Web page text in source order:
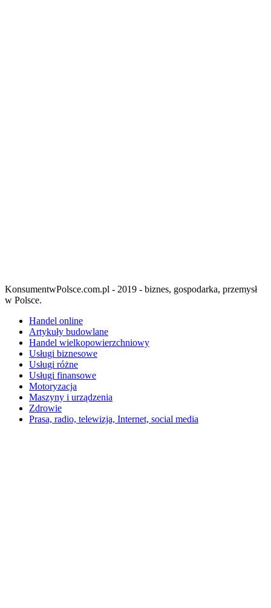
KonsumentwPolsce.com.pl - 2019 - biznes, gospodarka, przemysł
w Polsce.
Handel online
Artykuły budowlane
Handel wielkopowierzchniowy
Usługi biznesowe
Usługi różne
Usługi finansowe
Motoryzacja
Maszyny i urządzenia
Zdrowie
Prasa, radio, telewizja, Internet, social media